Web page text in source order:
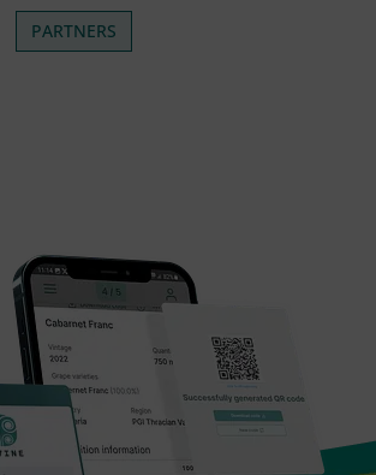
PARTNERS